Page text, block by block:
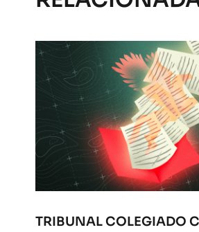
TRIBUNAL COLEGIADO